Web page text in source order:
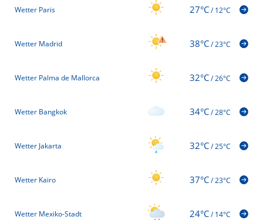
Wetter Paris 27°C/12°C
Wetter Madrid 38°C/23°C
Wetter Palma de Mallorca 32°C/26°C
Wetter Bangkok 34°C/28°C
Wetter Jakarta 32°C/25°C
Wetter Kairo 37°C/23°C
Wetter Mexiko-Stadt 24°C/14°C